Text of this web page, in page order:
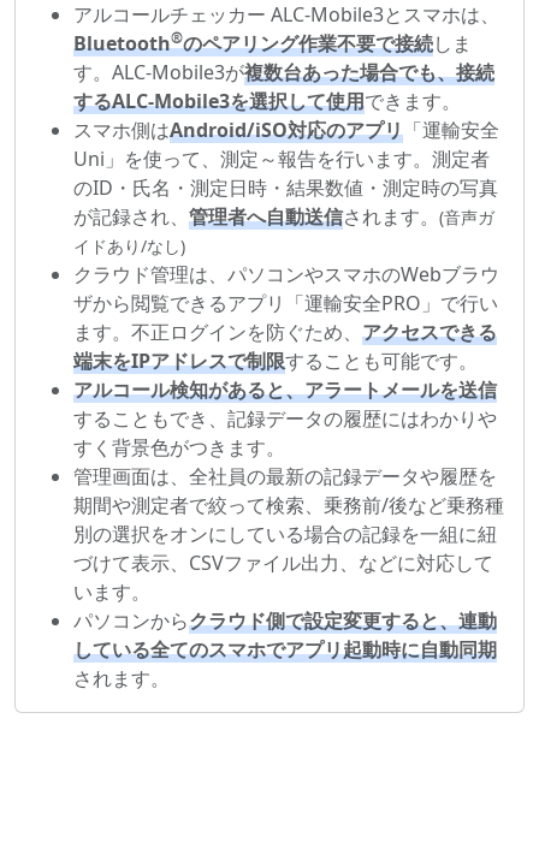
アルコールチェッカー ALC-Mobile3とスマホは、
Bluetooth®のペアリング作業不要で接続しま
す。ALC-Mobile3が複数台あった場合でも、接続
するALC-Mobile3を選択して使用できます。
スマホ側はAndroid/iSO対応のアプリ 「運輸安全
Uni」を使って、測定～報告を行います。測定者
のID・氏名・測定日時・結果数値・測定時の写真
が記録され、 管理者へ自動送信されます。 (音声ガ
イドあり/なし)
クラウド管理は、パソコンやスマホのWebブラウ
ザから閲覧できるアプリ「運輸安全PRO」で行い
ます。不正ログインを防ぐため、 アクセスできる
端末をIPアドレスで制限することも可能です。
アルコール検知があると、アラートメールを送信
することもでき、記録データの履歴にはわかりや
すく背景色がつきます。
管理画面は、全社員の最新の記録データや履歴を
期間や測定者で絞って検索、乗務前/後など乗務種
別の選択をオンにしている場合の記録を一組に紐
づけて表示、CSVファイル出力、などに対応して
います。
パソコンからクラウド側で設定変更すると、連動
している全てのスマホでアプリ起動時に自動同期
されます。